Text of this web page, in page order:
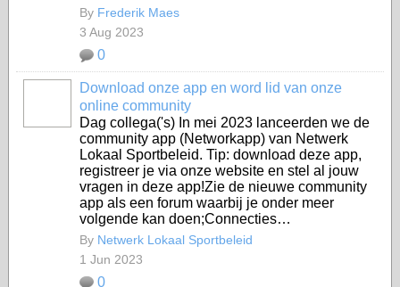
By Frederik Maes
3 Aug 2023
0
Download onze app en word lid van onze
online community
Dag collega('s) In mei 2023 lanceerden we de
community app (Networkapp) van Netwerk
Lokaal Sportbeleid. Tip: download deze app,
registreer je via onze website en stel al jouw
vragen in deze app!Zie de nieuwe community
app als een forum waarbij je onder meer
volgende kan doen;Connecties…
By Netwerk Lokaal Sportbeleid
1 Jun 2023
0